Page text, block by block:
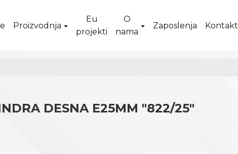
Proizvodnja
Eu
projekti
O
nama
Zaposlenja Kontakt
DESNA E25MM "822/25"